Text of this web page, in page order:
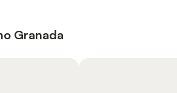
Granada